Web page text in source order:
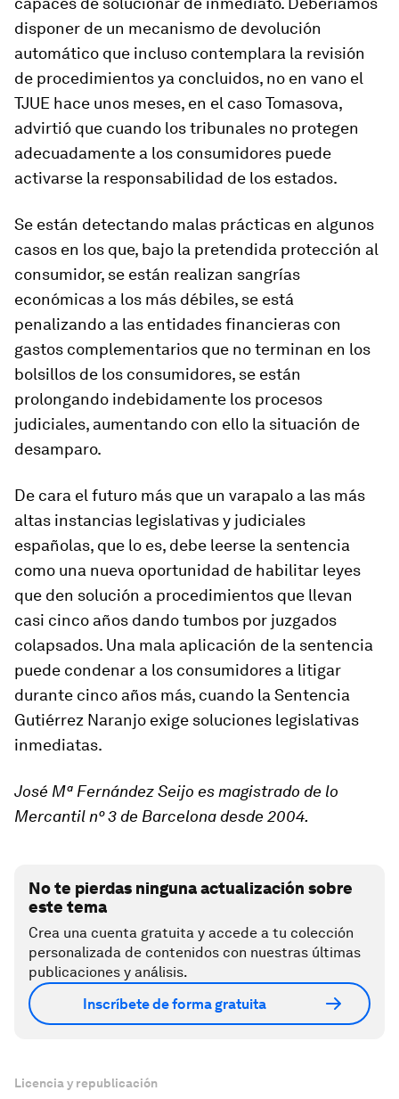
disponer de un mecanismo de devolución
automático que incluso contemplara la revisión
de procedimientos ya concluidos, no en vano el
TJUE hace unos meses, en el caso Tomasova,
advirtió que cuando los tribunales no protegen
adecuadamente a los consumidores puede
activarse la responsabilidad de los estados.
Se están detectando malas prácticas en algunos
casos en los que, bajo la pretendida protección al
consumidor, se están realizan sangrías
económicas a los más débiles, se está
penalizando a las entidades financieras con
gastos complementarios que no terminan en los
bolsillos de los consumidores, se están
prolongando indebidamente los procesos
judiciales, aumentando con ello la situación de
desamparo.
De cara el futuro más que un varapalo a las más
altas instancias legislativas y judiciales
españolas, que lo es, debe leerse la sentencia
como una nueva oportunidad de habilitar leyes
que den solución a procedimientos que llevan
casi cinco años dando tumbos por juzgados
colapsados. Una mala aplicación de la sentencia
puede condenar a los consumidores a litigar
durante cinco años más, cuando la Sentencia
Gutiérrez Naranjo exige soluciones legislativas
inmediatas.
José Mª Fernández Seijo es magistrado de lo
Mercantil nº 3 de Barcelona desde 2004.
No te pierdas ninguna actualización sobre
este tema
Crea una cuenta gratuita y accede a tu colección
personalizada de contenidos con nuestras últimas
publicaciones y análisis.
Inscríbete de forma gratuita
Licencia y republicación